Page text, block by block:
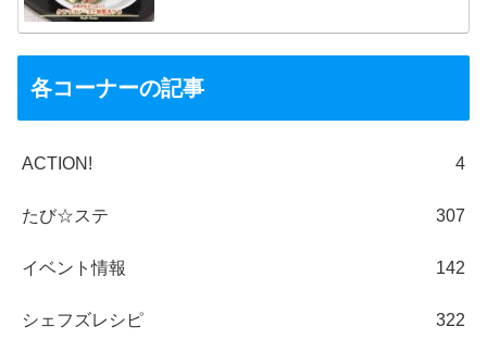
各コーナーの記事
ACTION! 4
たび☆ステ 307
イベント情報 142
シェフズレシピ 322